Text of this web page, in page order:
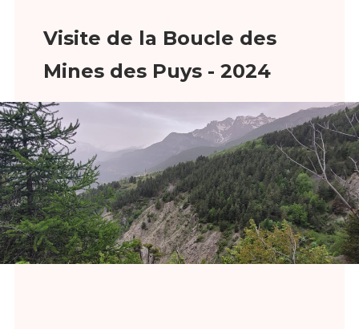
Visite de la Boucle des
Mines des Puys - 2024